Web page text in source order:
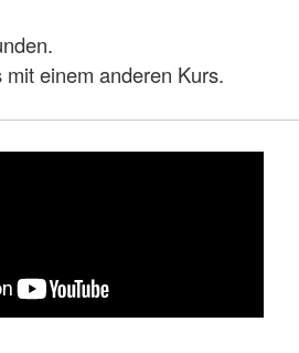
einem anderen Kurs.